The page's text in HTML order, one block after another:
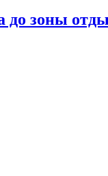
до зоны